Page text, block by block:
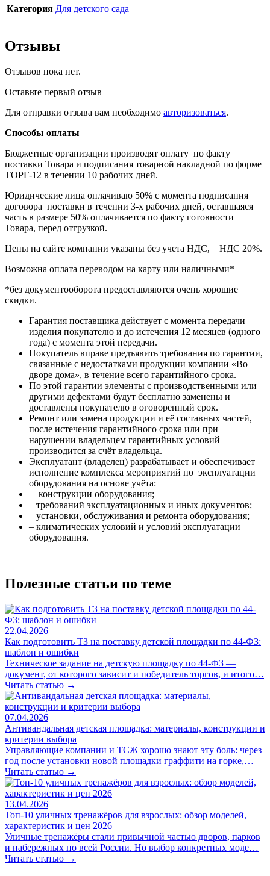
Категория Для детского сада
Отзывы
Отзывов пока нет.
Оставьте первый отзыв
Для отправки отзыва вам необходимо авторизоваться.
Способы оплаты
Бюджетные организации производят оплату по факту
поставки Товара и подписания товарной накладной по форме
ТОРГ-12 в течении 10 рабочих дней.
Юридические лица оплачиваю 50% с момента подписания
договора поставки в течении 3-х рабочих дней, оставшаяся
часть в размере 50% оплачивается по факту готовности
Товара, перед отгрузкой.
Цены на сайте компании указаны без учета НДС, НДС 20%.
Возможна оплата переводом на карту или наличными*
*без документооборота предоставляются очень хорошие
скидки.
Гарантия поставщика действует с момента передачи
изделия покупателю и до истечения 12 месяцев (одного
года) с момента этой передачи.
Покупатель вправе предъявить требования по гарантии,
связанные с недостатками продукции компании «Во
дворе дома», в течение всего гарантийного срока.
По этой гарантии элементы с производственными или
другими дефектами будут бесплатно заменены и
доставлены покупателю в оговоренный срок.
Ремонт или замена продукции и её составных частей,
после истечения гарантийного срока или при
нарушении владельцем гарантийных условий
производится за счёт владельца.
Эксплуатант (владелец) разрабатывает и обеспечивает
исполнение комплекса мероприятий по эксплуатации
оборудования на основе учёта:
– конструкции оборудования;
– требований эксплуатационных и иных документов;
– установки, обслуживания и ремонта оборудования;
– климатических условий и условий эксплуатации
оборудования.
Полезные статьи по теме
22.04.2026
Как подготовить ТЗ на поставку детской площадки по 44-ФЗ:
шаблон и ошибки
Техническое задание на детскую площадку по 44-ФЗ —
документ, от которого зависит и победитель торгов, и итого…
Читать статью →
07.04.2026
Антивандальная детская площадка: материалы, конструкции и
критерии выбора
Управляющие компании и ТСЖ хорошо знают эту боль: через
год после установки новой площадки граффити на горке,…
Читать статью →
13.04.2026
Топ-10 уличных тренажёров для взрослых: обзор моделей,
характеристик и цен 2026
Уличные тренажёры стали привычной частью дворов, парков
и набережных по всей России. Но выбор конкретных моде…
Читать статью →